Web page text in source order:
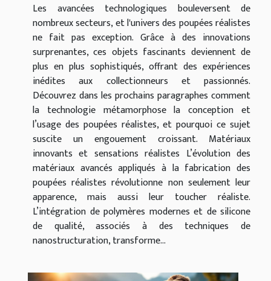
Les avancées technologiques bouleversent de
nombreux secteurs, et l'univers des poupées réalistes
ne fait pas exception. Grâce à des innovations
surprenantes, ces objets fascinants deviennent de
plus en plus sophistiqués, offrant des expériences
inédites aux collectionneurs et passionnés.
Découvrez dans les prochains paragraphes comment
la technologie métamorphose la conception et
l’usage des poupées réalistes, et pourquoi ce sujet
suscite un engouement croissant. Matériaux
innovants et sensations réalistes L’évolution des
matériaux avancés appliqués à la fabrication des
poupées réalistes révolutionne non seulement leur
apparence, mais aussi leur toucher réaliste.
L’intégration de polymères modernes et de silicone
de qualité, associés à des techniques de
nanostructuration, transforme...